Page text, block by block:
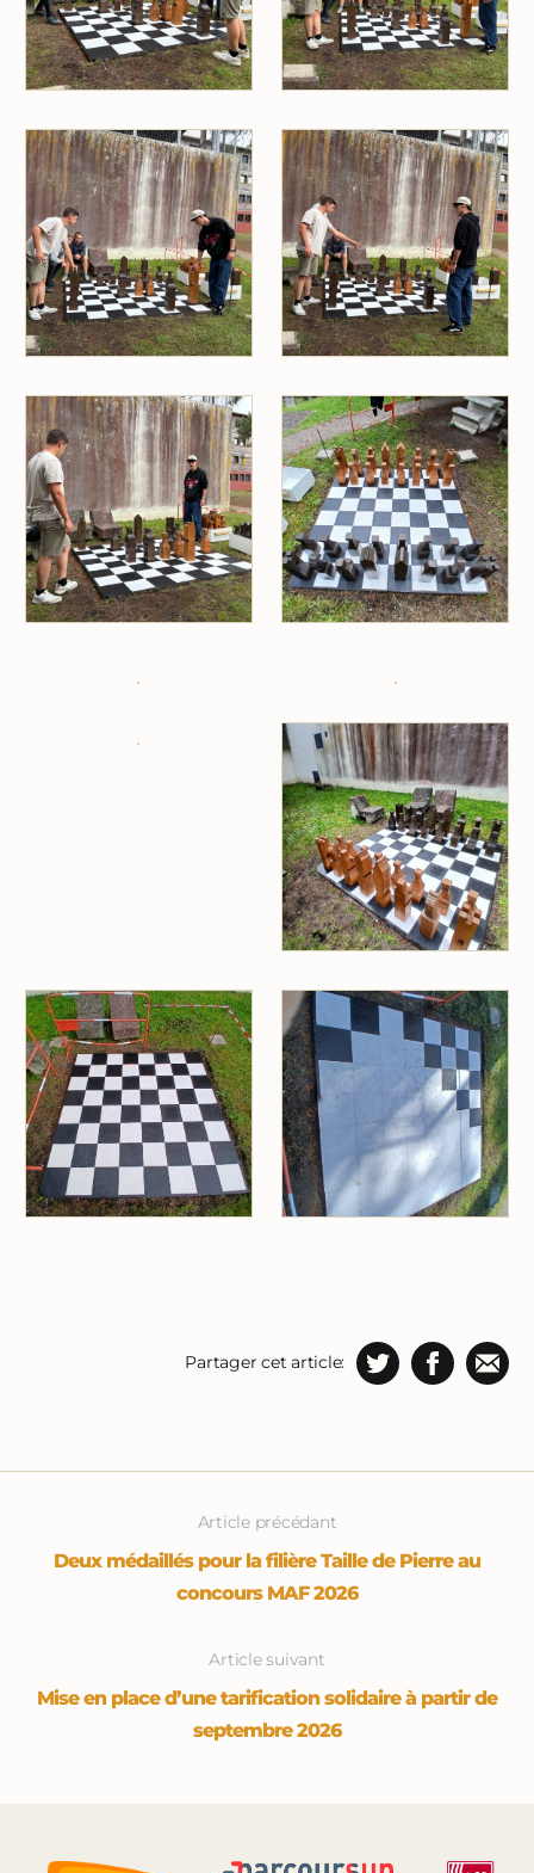
Partager cet article:
Article précédant
Deux médaillés pour la filière Taille de Pierre au
concours MAF 2026
Article suivant
Mise en place d’une tarification solidaire à partir de
septembre 2026